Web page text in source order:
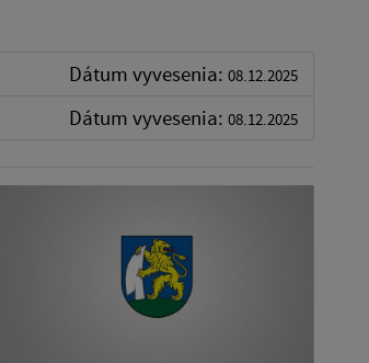
Dátum vyvesenia: 08.12.2025
Dátum vyvesenia: 08.12.2025